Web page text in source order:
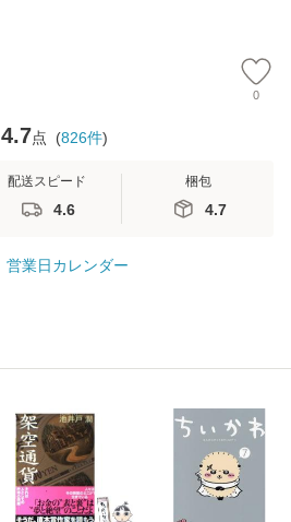
0
4.7点 (826件)
配送スピード
4.6
梱包
4.7
営業日カレンダー